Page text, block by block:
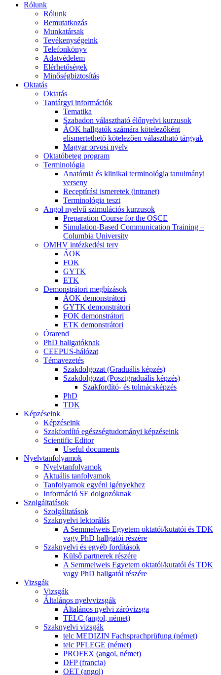
Rólunk
Rólunk
Bemutatkozás
Munkatársak
Tevékenységeink
Telefonkönyv
Adatvédelem
Elérhetőségek
Minőségbiztosítás
Oktatás
Oktatás
Tantárgyi információk
Tematika
Szabadon választható élőnyelvi kurzusok
ÁOK hallgatók számára kötelezőként
elismertethető kötelezően választható tárgyak
Magyar orvosi nyelv
Oktatóbeteg program
Terminológia
Anatómia és klinikai terminológia tanulmányi
verseny
Receptírási ismeretek (intranet)
Terminológia teszt
Angol nyelvű szimulációs kurzusok
Preparation Course for the OSCE
Simulation-Based Communication Training –
Columbia University
OMHV intézkedési terv
ÁOK
FOK
GYTK
ETK
Demonstrátori megbízások
ÁOK demonstrátori
GYTK demonstrátori
FOK demonstrátori
ETK demonstrátori
Órarend
PhD hallgatóknak
CEEPUS-hálózat
Témavezetés
Szakdolgozat (Graduális képzés)
Szakdolgozat (Posztgraduális képzés)
Szakfordító- és tolmácsképzés
PhD
TDK
Képzéseink
Képzéseink
Szakfordító egészségtudományi képzéseink
Scientific Editor
Useful documents
Nyelvtanfolyamok
Nyelvtanfolyamok
Aktuális tanfolyamok
Tanfolyamok egyéni igényekhez
Információ SE dolgozóknak
Szolgáltatások
Szolgáltatások
Szaknyelvi lektorálás
A Semmelweis Egyetem oktatói/kutatói és TDK
vagy PhD hallgatói részére
Szaknyelvi és egyéb fordítások
Külső partnerek részére
A Semmelweis Egyetem oktatói/kutatói és TDK
vagy PhD hallgatói részére
Vizsgák
Vizsgák
Általános nyelvvizsgák
Általános nyelvi záróvizsga
TELC (angol, német)
Szaknyelvi vizsgák
telc MEDIZIN Fachsprachprüfung (német)
telc PFLEGE (német)
PROFEX (angol, német)
DFP (francia)
OET (angol)